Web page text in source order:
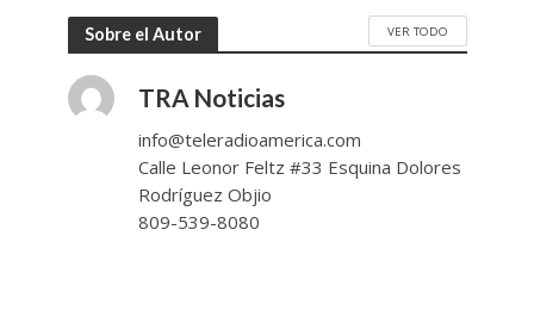
Sobre el Autor VER TODO
TRA Noticias
info@teleradioamerica.com
Calle Leonor Feltz #33 Esquina Dolores
Rodríguez Objio
809-539-8080